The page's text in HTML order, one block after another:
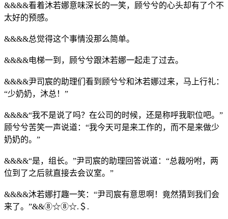
&&&&看着沐若娜意味深长的一笑，顾兮兮的心头却有了个不
太好的预感。
&&&&总觉得这个事情没那么简单。
&&&&电梯一到，顾兮兮跟沐若娜一起走了过去。
&&&&尹司宸的助理们看到顾兮兮和沐若娜过来，马上行礼：
“少奶奶，沐总！”
&&&&“我不是说了吗？在公司的时候，还是称呼我职位吧。”
顾兮兮苦笑一声说道：“我今天可是来工作的，而不是来做少
奶奶的。”
&&&&“是，组长。”尹司宸的助理回答说道：“总裁吩咐，两
位到了之后就直接去会议室。”
&&&&沐若娜打趣一笑：“尹司宸有意思啊！竟然猜到我们会
来了。”&&⑧☆⑧☆.＄.